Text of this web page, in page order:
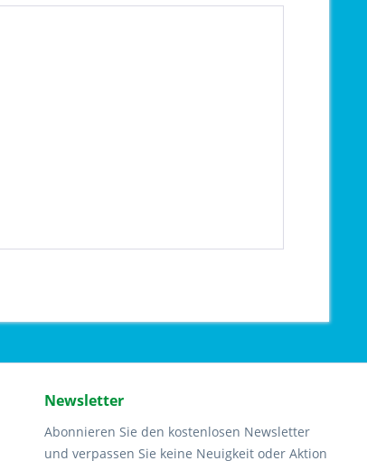
Newsletter
Abonnieren Sie den kostenlosen Newsletter
und verpassen Sie keine Neuigkeit oder Aktion